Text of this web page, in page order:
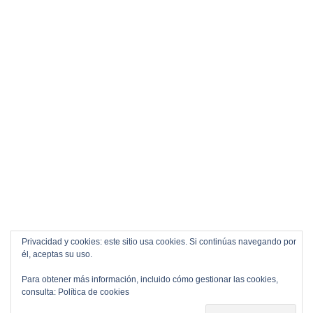
Privacidad y cookies: este sitio usa cookies. Si continúas navegando por
él, aceptas su uso.
Para obtener más información, incluido cómo gestionar las cookies,
consulta: Política de cookies